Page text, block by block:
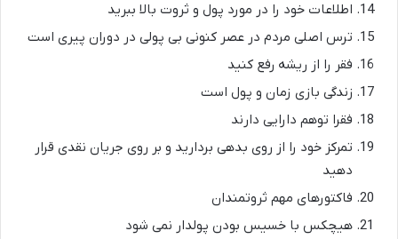
اطلاعات خود را در مورد پول و ثروت بالا ببرید
ترس اصلی مردم در عصر کنونی بی پولی در دوران پیری است
فقر را از ریشه رفع کنید
زندگی بازی زمان و پول است
فقرا توهم دارایی دارند
تمرکز خود را از روی بدهی بردارید و بر روی جریان نقدی قرار
دهید
فاکتورهای مهم ثروتمندان
هیچکس با خسیس بودن پولدار نمی شود